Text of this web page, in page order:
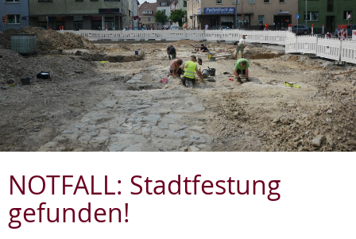
NOTFALL: Stadtfestung
gefunden!